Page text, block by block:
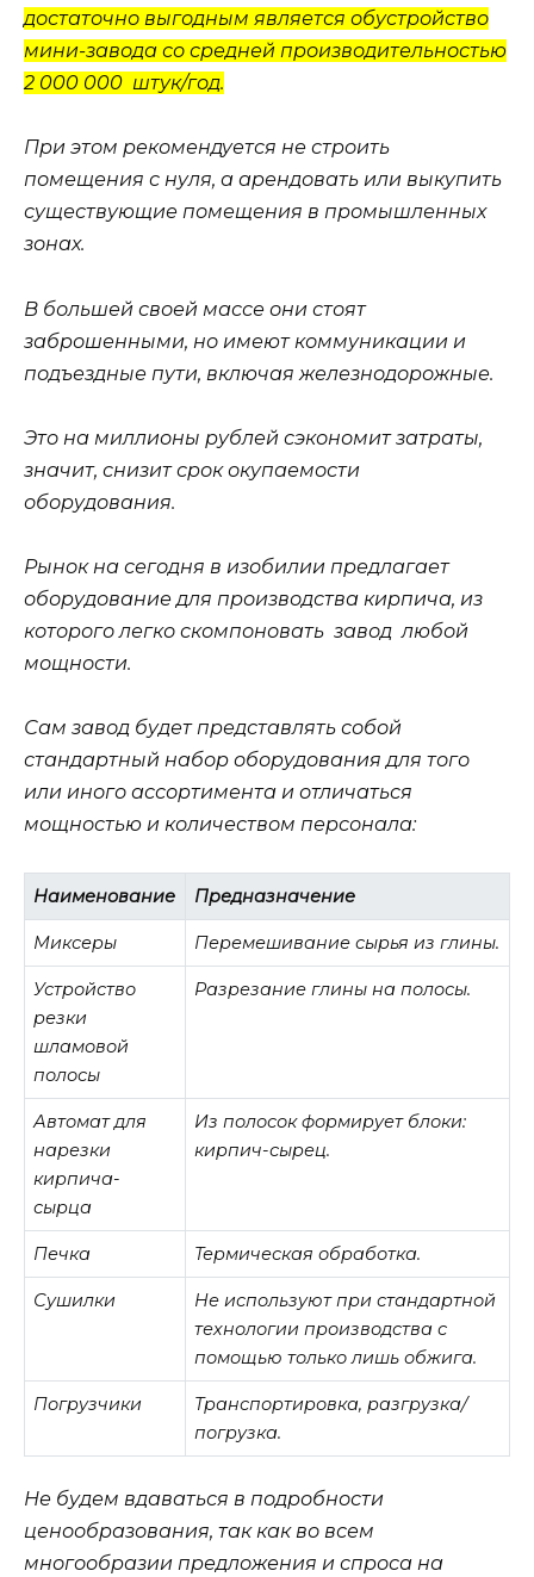
достаточно выгодным является обустройство
мини-завода со средней производительностью
2 000 000 штук/год.
При этом рекомендуется не строить
помещения с нуля, а арендовать или выкупить
существующие помещения в промышленных
зонах.
В большей своей массе они стоят
заброшенными, но имеют коммуникации и
подъездные пути, включая железнодорожные.
Это на миллионы рублей сэкономит затраты,
значит, снизит срок окупаемости
оборудования.
Рынок на сегодня в изобилии предлагает
оборудование для производства кирпича, из
которого легко скомпоновать завод любой
мощности.
Сам завод будет представлять собой
стандартный набор оборудования для того
или иного ассортимента и отличаться
мощностью и количеством персонала:
Наименование Предназначение
Миксеры Перемешивание сырья из глины.
Устройство
резки
шламовой
полосы
Разрезание глины на полосы.
Автомат для
нарезки
кирпича-
сырца
Из полосок формирует блоки:
кирпич-сырец.
Печка Термическая обработка.
Сушилки
Не используют при стандартной
технологии производства с
помощью только лишь обжига.
Погрузчики
Транспортировка, разгрузка/
погрузка.
Не будем вдаваться в подробности
ценообразования, так как во всем
многообразии предложения и спроса на